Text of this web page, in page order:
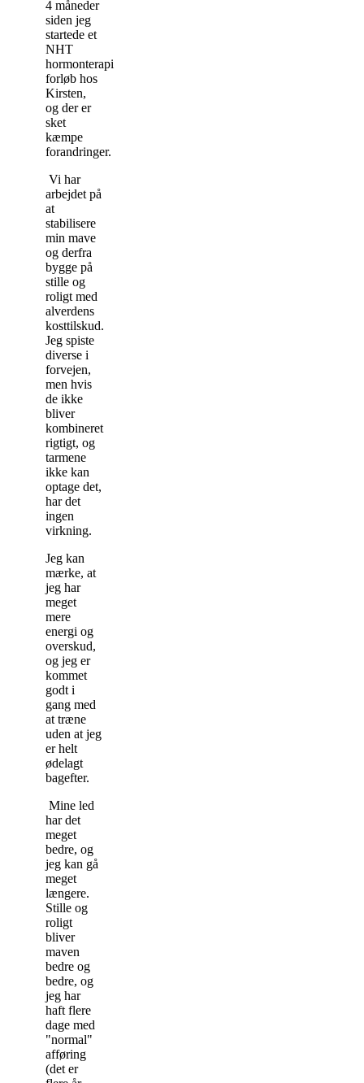
4 måneder
siden jeg
startede et
NHT
hormonterapi
forløb hos
Kirsten,
og der er
sket
kæmpe
forandringer.
Vi har
arbejdet på
at
stabilisere
min mave
og derfra
bygge på
stille og
roligt med
alverdens
kosttilskud.
Jeg spiste
diverse i
forvejen,
men hvis
de ikke
bliver
kombineret
rigtigt, og
tarmene
ikke kan
optage det,
har det
ingen
virkning.
Jeg kan
mærke, at
jeg har
meget
mere
energi og
overskud,
og jeg er
kommet
godt i
gang med
at træne
uden at jeg
er helt
ødelagt
bagefter.
Mine led
har det
meget
bedre, og
jeg kan gå
meget
længere.
Stille og
roligt
bliver
maven
bedre og
bedre, og
jeg har
haft flere
dage med
"normal"
afføring
(det er